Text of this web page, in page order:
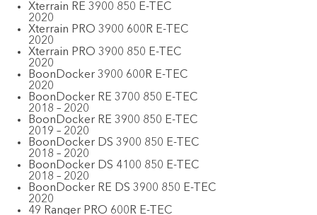
Xterrain RE 3900 850 E-TEC
2020
Xterrain PRO 3900 600R E-TEC
2020
Xterrain PRO 3900 850 E-TEC
2020
BoonDocker 3900 600R E-TEC
2020
BoonDocker RE 3700 850 E-TEC
2018 – 2020
BoonDocker RE 3900 850 E-TEC
2019 – 2020
BoonDocker DS 3900 850 E-TEC
2018 – 2020
BoonDocker DS 4100 850 E-TEC
2018 – 2020
BoonDocker RE DS 3900 850 E-TEC
2020
49 Ranger PRO 600R E-TEC